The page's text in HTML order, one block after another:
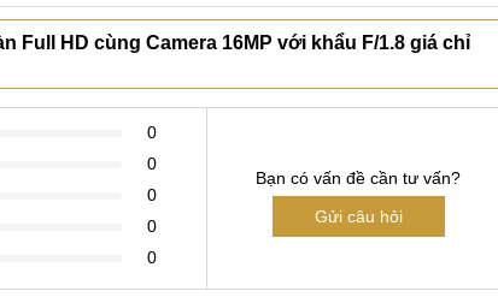
Full HD cùng Camera 16MP với khẩu F/1.8 giá chỉ
0
0
0
0
0
Bạn có vấn đề cần tư vấn?
Gửi câu hỏi